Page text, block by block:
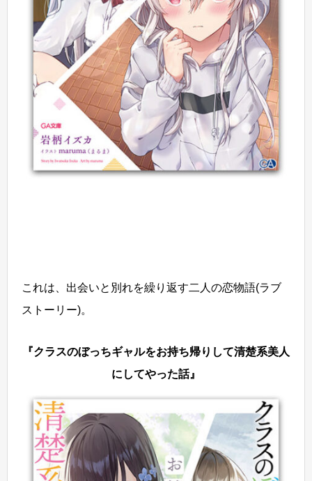
これは、出会いと別れを繰り返す二人の恋物語(ラブ
ストーリー)。
『クラスのぼっちギャルをお持ち帰りして清楚系美人
にしてやった話』